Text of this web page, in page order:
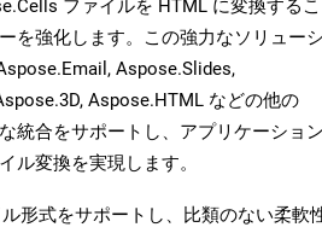
ファイルを HTML に変換するこ
を強化します。この強力なソリュー
Aspose.Slides,
Aspose.HTML などの他の
統合をサポートし、アプリケーショ
ル変換を実現します。
形式をサポートし、比類のない柔軟